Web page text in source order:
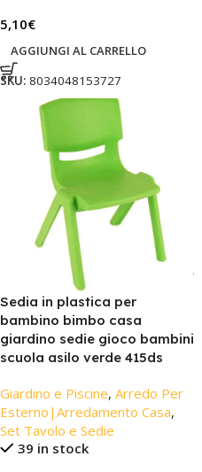
5,10€
AGGIUNGI AL CARRELLO
SKU: 8034048153727
Sedia in plastica per
bambino bimbo casa
giardino sedie gioco bambini
scuola asilo verde 415ds
Giardino e Piscine, Arredo Per
Esterno|Arredamento Casa,
Set Tavolo e Sedie
39 in stock